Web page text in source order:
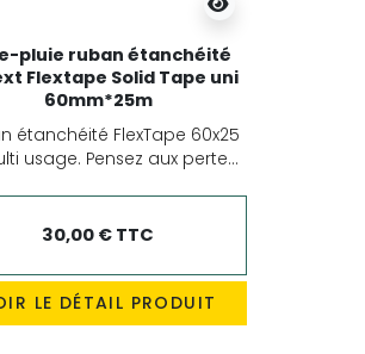
pluie ruban étanchéité
Flextape Solid Tape uni
60mm*25m
étanchéité FlexTape 60x25
usage. Pensez aux perte...
30,00 € TTC
LE DÉTAIL PRODUIT